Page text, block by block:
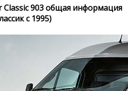
Classic 903 общая информация
с 1995)